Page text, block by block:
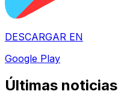
DESCARGAR EN
Google Play
Últimas noticias